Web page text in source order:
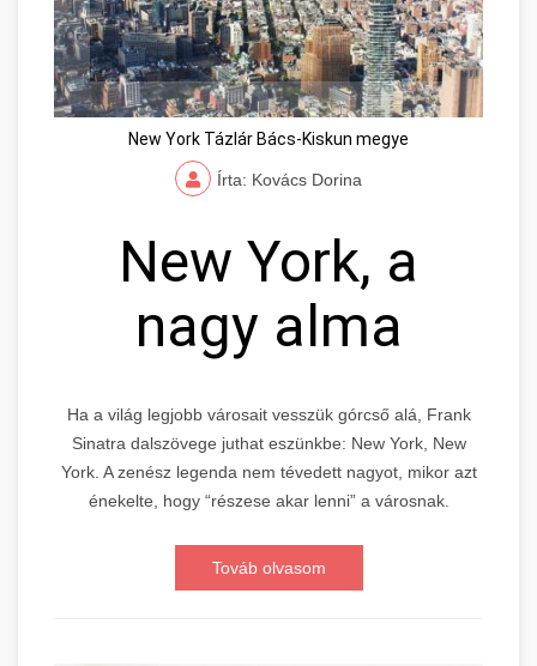
New York Tázlár Bács-Kiskun megye
Írta: Kovács Dorina
New York, a
nagy alma
Ha a világ legjobb városait vesszük górcső alá, Frank
Sinatra dalszövege juthat eszünkbe: New York, New
York. A zenész legenda nem tévedett nagyot, mikor azt
énekelte, hogy “részese akar lenni” a városnak.
Továb olvasom